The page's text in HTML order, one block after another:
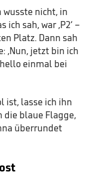
wusste nicht, in
sah, war ‚P2‘ –
Platz. Dann sah
‚Nun, jetzt bin ich
einmal bei
ist, lasse ich ihn
die blaue Flagge,
überrundet